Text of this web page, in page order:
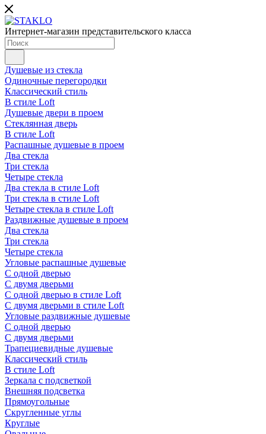
Интернет-магазин представительского класса
Душевые из стекла
Одиночные перегородки
Классический стиль
В стиле Loft
Душевые двери в проем
Стеклянная дверь
В стиле Loft
Распашные душевые в проем
Два стекла
Три стекла
Четыре стекла
Два стекла в стиле Loft
Три стекла в стиле Loft
Четыре стекла в стиле Loft
Раздвижные душевые в проем
Два стекла
Три стекла
Четыре стекла
Угловые распашные душевые
С одной дверью
С двумя дверьми
С одной дверью в стиле Loft
С двумя дверьми в стиле Loft
Угловые раздвижные душевые
С одной дверью
С двумя дверьми
Трапециевидные душевые
Классический стиль
В стиле Loft
Зеркала с подсветкой
Внешняя подсветка
Прямоугольные
Скругленные углы
Круглые